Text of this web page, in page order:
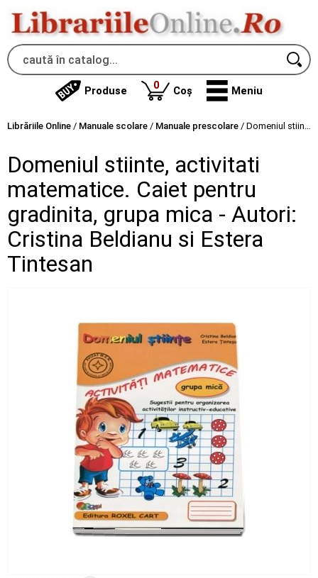
Produse 0produse
Coș Meniu
Librăriile Online / Manuale scolare / Manuale prescolare / Domeniul stiinte, activitati matematice. Caiet pentru gradinita, grupa mica - Autori: Cristina Beldianu si Estera Tintesan
Domeniul stiinte, activitati
matematice. Caiet pentru
gradinita, grupa mica - Autori:
Cristina Beldianu si Estera
Tintesan